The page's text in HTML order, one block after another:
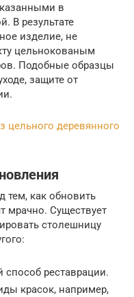
в
В результате
изделие, не
цельнокованым
Подобные образцы
защите от
цельного деревянного
тем, как обновить
мрачно. Существует
столешницу
способ реставрации.
красок, например,